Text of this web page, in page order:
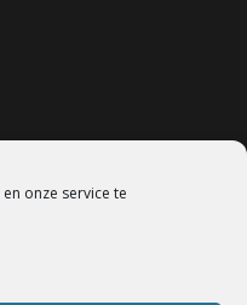
onze service te
Gratis verzenden